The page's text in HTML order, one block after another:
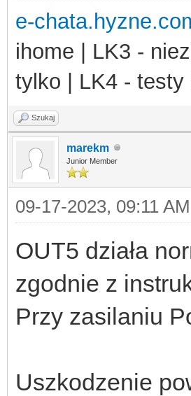
e-
ihome | LK3 -
tylko | LK4 - testy
Szukaj
marekm
Junior Member
09-17-2023, 09:11 AM
OUT5 działa
zgodnie z
Przy zasilaniu
Uszkodzenie